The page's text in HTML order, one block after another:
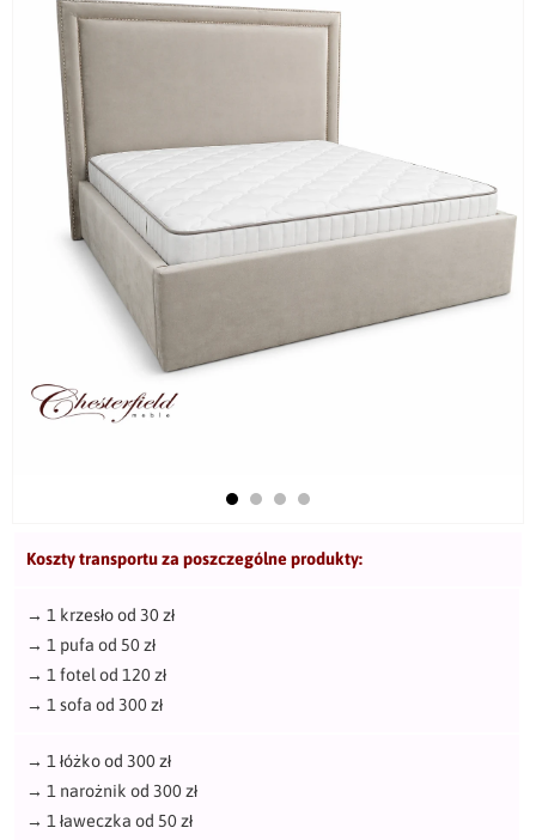
Koszty transportu za poszczególne produkty:
→ 1 krzesło od 30 zł
→ 1 pufa od 50 zł
→ 1 fotel od 120 zł
→ 1 sofa od 300 zł
→ 1 łóżko od 300 zł
→ 1 narożnik od 300 zł
→ 1 ławeczka od 50 zł